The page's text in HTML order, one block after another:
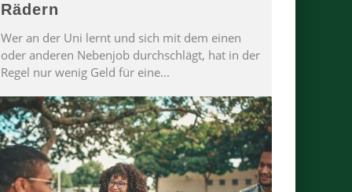
Rädern
Wer an der Uni lernt und sich mit dem einen
oder anderen Nebenjob durchschlägt, hat in der
Regel nur wenig Geld für eine...